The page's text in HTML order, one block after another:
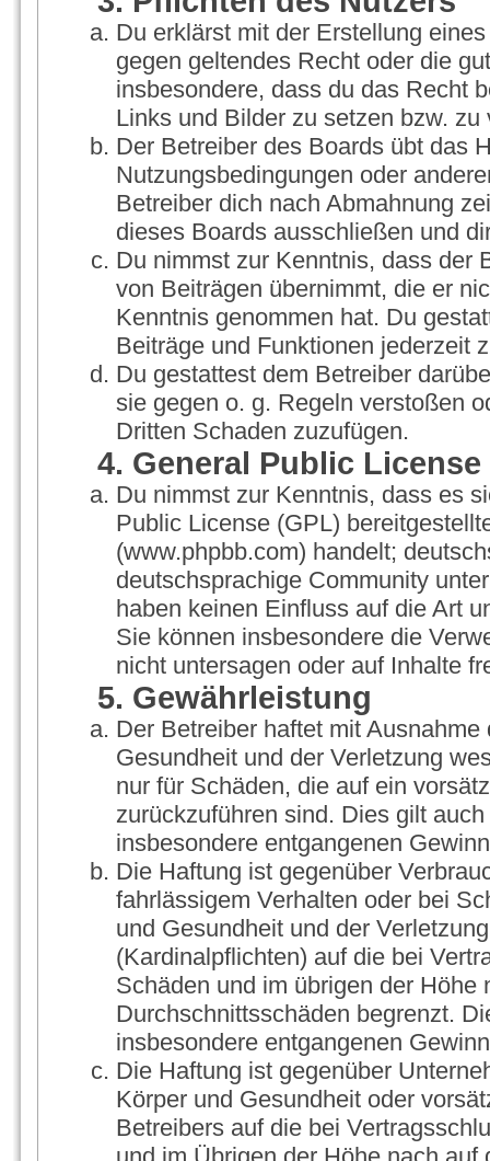
Du erklärst mit der Erstellung
gegen geltendes Recht oder die
insbesondere, dass du das Recht
Links und Bilder zu setzen bzw. zu
Der Betreiber des Boards übt das
Nutzungsbedingungen oder
Betreiber dich nach Abmahnung
dieses Boards ausschließen und
Du nimmst zur Kenntnis, dass der
von Beiträgen übernimmt, die er
Kenntnis genommen hat. Du
Beiträge und Funktionen jederzeit
Du gestattest dem Betreiber
sie gegen o. g. Regeln verstoßen
Dritten Schaden zuzufügen.
4. General Public License
Du nimmst zur Kenntnis, dass es
Public License (GPL)
(www.phpbb.com) handelt;
deutschsprachige Community
haben keinen Einfluss auf die Art
Sie können insbesondere die
nicht untersagen oder auf Inhalte
5. Gewährleistung
Der Betreiber haftet mit
Gesundheit und der Verletzung
nur für Schäden, die auf ein
zurückzuführen sind. Dies gilt
insbesondere entgangenen
Die Haftung ist gegenüber
fahrlässigem Verhalten oder bei
und Gesundheit und der
(Kardinalpflichten) auf die bei
Schäden und im übrigen der Höhe
Durchschnittsschäden begrenzt.
insbesondere entgangenen
Die Haftung ist gegenüber
Körper und Gesundheit oder
Betreibers auf die bei